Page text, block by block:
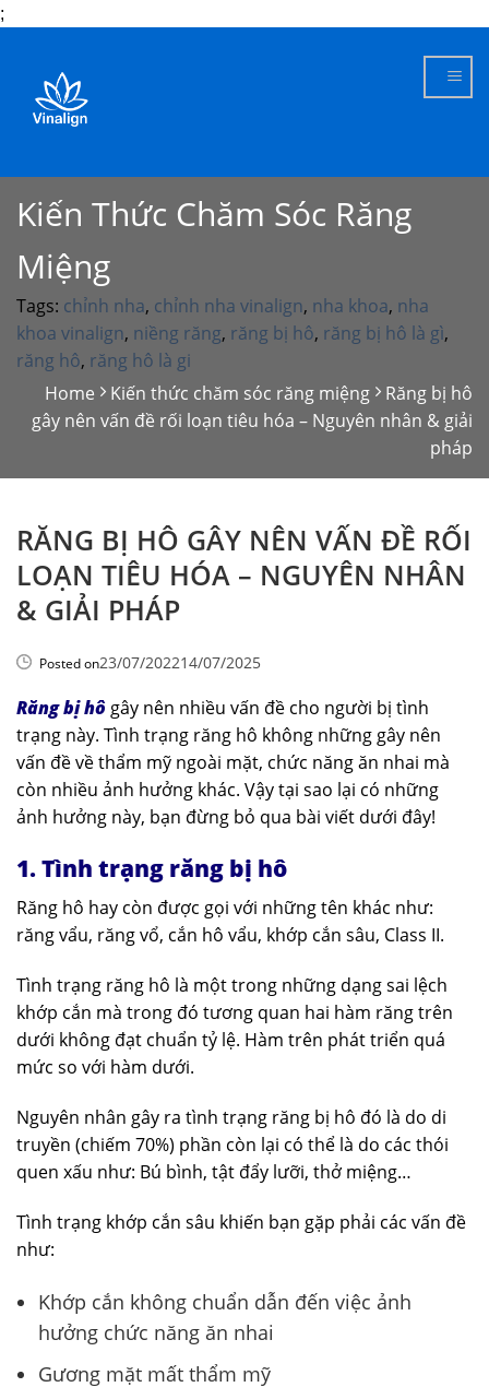
;
content
Kiến Thức Chăm Sóc Răng
Miệng
Tags: chỉnh nha, chỉnh nha vinalign, nha khoa, nha
khoa vinalign, niềng răng, răng bị hô, răng bị hô là gì,
răng hô, răng hô là gi
Home
Kiến thức chăm sóc răng miệng
Răng bị hô
gây nên vấn đề rối loạn tiêu hóa – Nguyên nhân & giải
pháp
RĂNG BỊ HÔ GÂY NÊN VẤN ĐỀ RỐI
LOẠN TIÊU HÓA – NGUYÊN NHÂN
& GIẢI PHÁP
Posted on23/07/202214/07/2025
Răng bị hô gây nên nhiều vấn đề cho người bị tình
trạng này. Tình trạng răng hô không những gây nên
vấn đề về thẩm mỹ ngoài mặt, chức năng ăn nhai mà
còn nhiều ảnh hưởng khác. Vậy tại sao lại có những
ảnh hưởng này, bạn đừng bỏ qua bài viết dưới đây!
1. Tình trạng răng bị hô
Răng hô hay còn được gọi với những tên khác như:
răng vẩu, răng vổ, cắn hô vẩu, khớp cắn sâu, Class II.
Tình trạng răng hô là một trong những dạng sai lệch
khớp cắn mà trong đó tương quan hai hàm răng trên
dưới không đạt chuẩn tỷ lệ. Hàm trên phát triển quá
mức so với hàm dưới.
Nguyên nhân gây ra tình trạng răng bị hô đó là do di
truyền (chiếm 70%) phần còn lại có thể là do các thói
quen xấu như: Bú bình, tật đẩy lưỡi, thở miệng…
Tình trạng khớp cắn sâu khiến bạn gặp phải các vấn đề
như:
Khớp cắn không chuẩn dẫn đến việc ảnh
hưởng chức năng ăn nhai
Gương mặt mất thẩm mỹ